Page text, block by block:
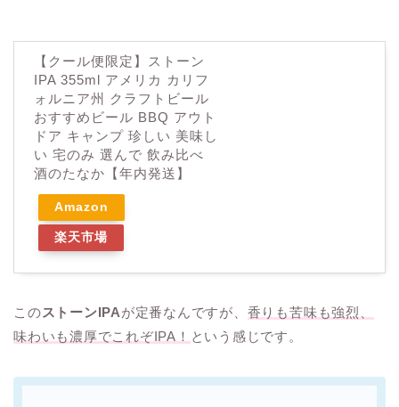
【クール便限定】ストーン
IPA 355ml アメリカ カリフ
ォルニア州 クラフトビール
おすすめビール BBQ アウト
ドア キャンプ 珍しい 美味し
い 宅のみ 選んで 飲み比べ
酒のたなか【年内発送】
Amazon
楽天市場
このストーンIPAが定番なんですが、 香りも苦味も強烈、
味わいも濃厚でこれぞIPA！ という感じです。